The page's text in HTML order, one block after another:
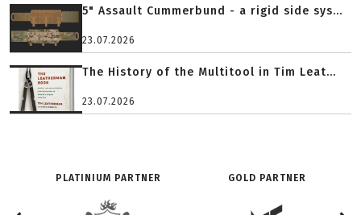
5" Assault Cummerbund - a rigid side sys...
23.07.2026
The History of the Multitool in Tim Leat...
23.07.2026
PLATINIUM PARTNER GOLD PARTNER